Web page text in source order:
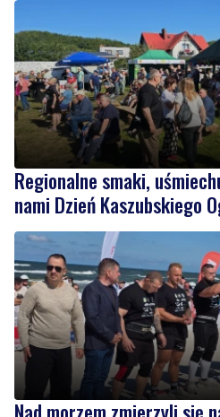
Regionalne smaki,
nami Dzień Kaszubskiego